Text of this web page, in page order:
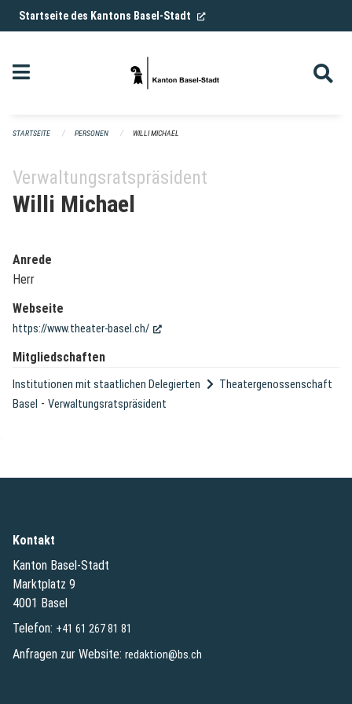
Navigation überspringen
Startseite des Kantons Basel-Stadt (External Link)
STARTSEITE PERSONEN WILLI MICHAEL
Verwaltungsratspräsident
Willi Michael
Anrede
Herr
Webseite
https://www.theater-basel.ch/ (External Link)
Mitgliedschaften
Institutionen mit staatlichen Delegierten
Theatergenossenschaft
Basel - Verwaltungsratspräsident
Kontakt
Kanton Basel-Stadt
Marktplatz 9
4001 Basel
Telefon: +41 61 267 81 81
Anfragen zur Website: redaktion@bs.ch